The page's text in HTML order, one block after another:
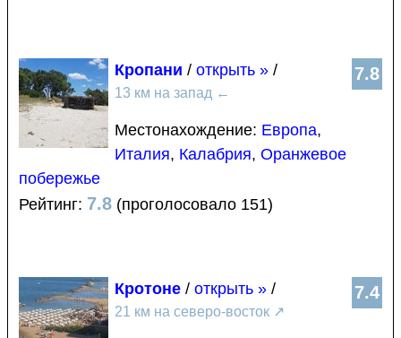
7.8
Кропани / открыть » /
13 км на запад ←
Местонахождение: Европа,
Италия, Калабрия, Оранжевое
побережье
Рейтинг: 7.8 (проголосовало 151)
7.4
Кротоне / открыть » /
21 км на северо-восток ↗